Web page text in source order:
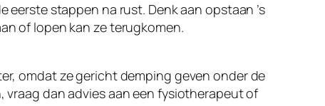
stappen na rust. Denk aan opstaan ’s
of lopen kan ze terugkomen.
omdat ze gericht demping geven onder de
vraag dan advies aan een fysiotherapeut of